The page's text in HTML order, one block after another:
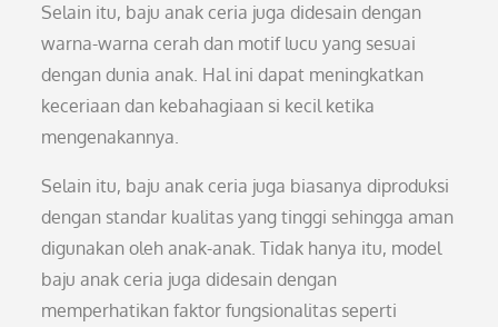
Selain itu, baju anak ceria juga didesain dengan
warna-warna cerah dan motif lucu yang sesuai
dengan dunia anak. Hal ini dapat meningkatkan
keceriaan dan kebahagiaan si kecil ketika
mengenakannya.
Selain itu, baju anak ceria juga biasanya diproduksi
dengan standar kualitas yang tinggi sehingga aman
digunakan oleh anak-anak. Tidak hanya itu, model
baju anak ceria juga didesain dengan
memperhatikan faktor fungsionalitas seperti